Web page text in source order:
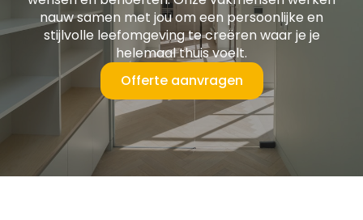
nauw samen met jou om een persoonlijke en
stijlvolle leefomgeving te creëren waar je je
helemaal thuis voelt.
Offerte aanvragen